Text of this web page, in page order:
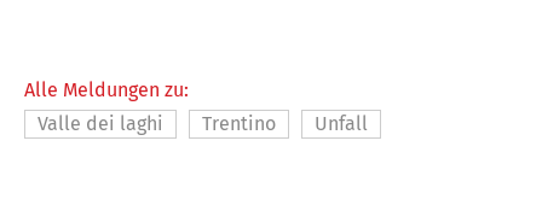
Alle Meldungen zu:
Valle dei laghi
Trentino Unfall